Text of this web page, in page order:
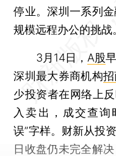
停业。深圳一系列
规模远程办公的挑战
3月14日， A股
深圳最大券商机构
少投资者在网络上
入卖出，成交查
误”字样。财新从投
日收盘仍未完全解